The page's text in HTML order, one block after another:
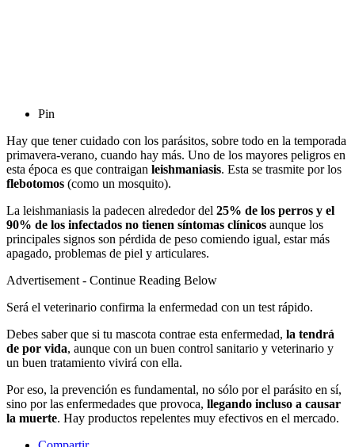
Pin
Hay que tener cuidado con los parásitos, sobre todo en la temporada
primavera-verano, cuando hay más. Uno de los mayores peligros en
esta época es que contraigan leishmaniasis. Esta se trasmite por los
flebotomos (como un mosquito).
La leishmaniasis la padecen alrededor del 25% de los perros y el
90% de los infectados no tienen síntomas clínicos aunque los
principales signos son pérdida de peso comiendo igual, estar más
apagado, problemas de piel y articulares.
Advertisement - Continue Reading Below
Será el veterinario confirma la enfermedad con un test rápido.
Debes saber que si tu mascota contrae esta enfermedad, la tendrá
de por vida, aunque con un buen control sanitario y veterinario y
un buen tratamiento vivirá con ella.
Por eso, la prevención es fundamental, no sólo por el parásito en sí,
sino por las enfermedades que provoca, llegando incluso a causar
la muerte. Hay productos repelentes muy efectivos en el mercado.